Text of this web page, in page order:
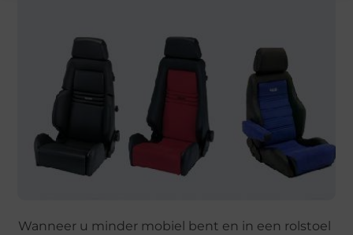
Wanneer u minder mobiel bent en in een rolstoel